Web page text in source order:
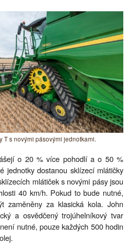
T s novými pásovými jednotkami.
o 20 % více pohodlí a o 50 %
jednotky dostanou sklízecí mlátičky
mlátiček s novými pásy jsou
40 km/h. Pokud to bude nutné,
zaměněny za klasická kola. John
a osvědčený trojúhelníkový tvar
nutné, pouze každých 500 hodin